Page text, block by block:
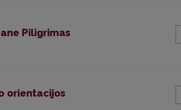
Piligrimas
orientacijos